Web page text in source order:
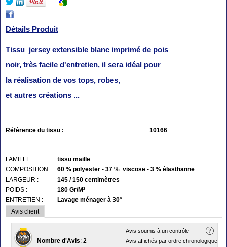
Détails Produit
Tissu jersey extensible blanc imprimé de pois
noir, très facile d'entretien, il sera idéal pour
la réalisation de vos tops, robes,
et autres créations ...
Référence du tissu : 10166
FAMILLE :
tissu maille
COMPOSITION :
60 % polyester - 37 % viscose - 3 % élasthanne
LARGEUR :
145 / 150 centimètres
POIDS :
180 Gr/M²
ENTRETIEN :
Lavage ménager à 30°
Avis client
Avis soumis à un contrôle
Avis affichés par ordre chronologique
Nombre d'Avis: 2